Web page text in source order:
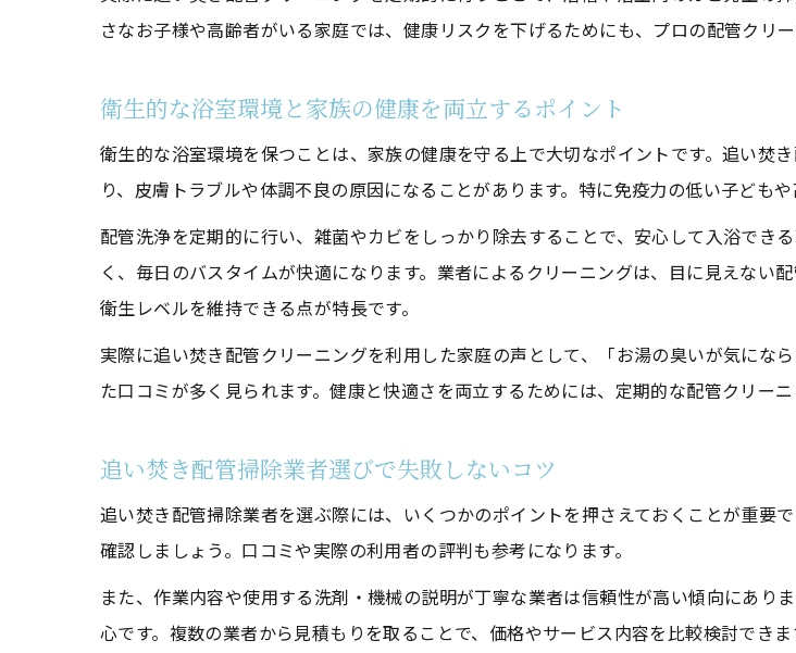
ジャバや家庭用機械との違いを
追い焚き配管クリーニングで雑
臭いの元を断つプロ洗浄の実力
配管内部の皮脂や汚れを根本
レジオネラ菌対策にもプロの
浴室クリーニングとセットで
追い焚き配管クリーニングは
市販と業者クリーニングの効
配管内部の徹底洗浄は業者依頼
自分で掃除した場合のトラブ
追い焚き配管クリーニング頻度の正
追い焚き配管クリーニングは
家族構成別に見る配管掃除のお
さなお子様や高齢者がいる家庭では、健康リスクを下げるためにも、プロの配管クリ
衛生的な浴室環境と家族の健康を両立するポイント
衛生的な浴室環境を保つことは、家族の健康を守る上で大切なポイントです。追い焚
り、皮膚トラブルや体調不良の原因になることがあります。特に免疫力の低い子ども
配管洗浄を定期的に行い、雑菌やカビをしっかり除去することで、安心して入浴でき
く、毎日のバスタイムが快適になります。業者によるクリーニングは、目に見えない
衛生レベルを維持できる点が特長です。
実際に追い焚き配管クリーニングを利用した家庭の声として、「お湯の臭いが気にな
た口コミが多く見られます。健康と快適さを両立するためには、定期的な配管クリー
追い焚き配管掃除業者選びで失敗しないコツ
追い焚き配管掃除業者を選ぶ際には、いくつかのポイントを押さえておくことが重要
確認しましょう。口コミや実際の利用者の評判も参考になります。
また、作業内容や使用する洗剤・機械の説明が丁寧な業者は信頼性が高い傾向にあ
心です。複数の業者から見積もりを取ることで、価格やサービス内容を比較検討できま
お気軽にお問い合わせく
お気軽にお問い合わせく